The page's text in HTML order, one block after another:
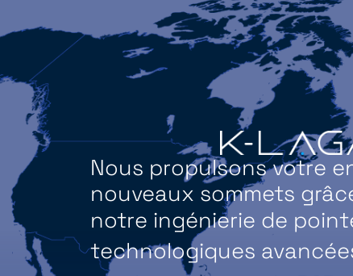
Nous propulsons votre
nouveaux sommets
notre ingénierie de
technologiques